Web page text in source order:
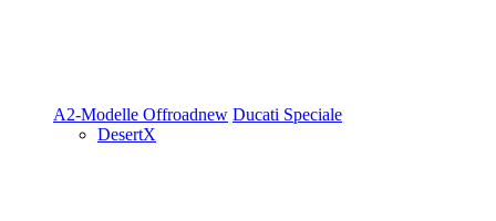
A2-Modelle Offroadnew Ducati Speciale
DesertX